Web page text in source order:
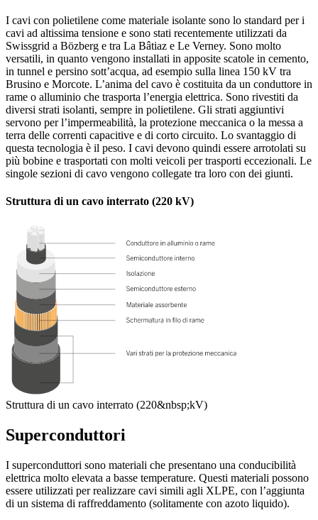
I cavi con polietilene come materiale isolante sono lo standard per i
cavi ad altissima tensione e sono stati recentemente utilizzati da
Swissgrid a Bözberg e tra La Bâtiaz e Le Verney. Sono molto
versatili, in quanto vengono installati in apposite scatole in cemento,
in tunnel e persino sott’acqua, ad esempio sulla linea 150 kV tra
Brusino e Morcote. L’anima del cavo è costituita da un conduttore in
rame o alluminio che trasporta l’energia elettrica. Sono rivestiti da
diversi strati isolanti, sempre in polietilene. Gli strati aggiuntivi
servono per l’impermeabilità, la protezione meccanica o la messa a
terra delle correnti capacitive e di corto circuito. Lo svantaggio di
questa tecnologia è il peso. I cavi devono quindi essere arrotolati su
più bobine e trasportati con molti veicoli per trasporti eccezionali. Le
singole sezioni di cavo vengono collegate tra loro con dei giunti.
Struttura di un cavo interrato (220 kV)
Struttura di un cavo interrato (220&nbsp;kV)
Superconduttori
I superconduttori sono materiali che presentano una conducibilità
elettrica molto elevata a basse temperature. Questi materiali possono
essere utilizzati per realizzare cavi simili agli XLPE, con l’aggiunta
di un sistema di raffreddamento (solitamente con azoto liquido).